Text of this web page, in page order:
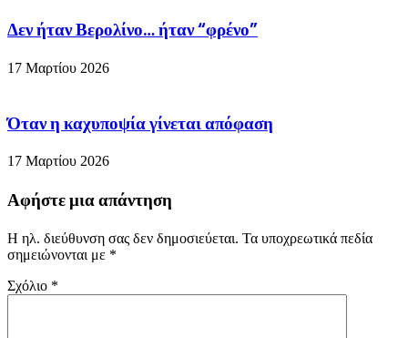
Δεν ήταν Βερολίνο… ήταν “φρένο”
17 Μαρτίου 2026
Όταν η καχυποψία γίνεται απόφαση
17 Μαρτίου 2026
Αφήστε μια απάντηση
Η ηλ. διεύθυνση σας δεν δημοσιεύεται. Τα υποχρεωτικά πεδία
σημειώνονται με *
Σχόλιο *